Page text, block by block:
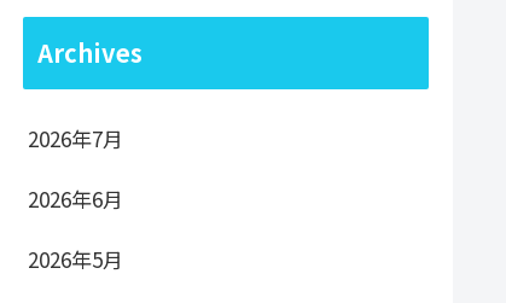
Archives
2026年7月
2026年6月
2026年5月